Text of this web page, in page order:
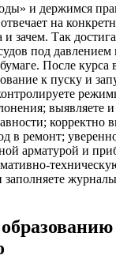
и держимся
на
и зачем. Так
под
После курса
к пуску и
выявляете и
корректно
в ремонт;
арматурой и